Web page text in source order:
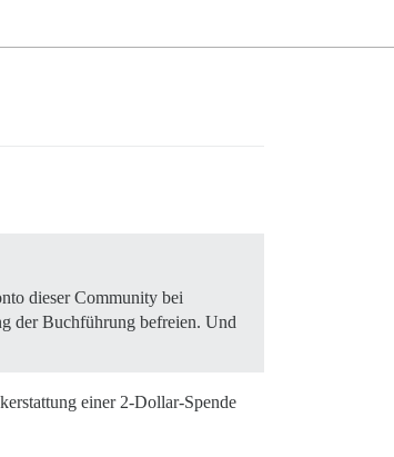
dieser Community bei
der Buchführung befreien. Und
einer 2-Dollar-Spende